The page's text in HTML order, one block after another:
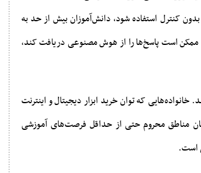
کنترل استفاده شود، دانش‌آموزان بیش از حد به
ممکن است پاسخ‌ها را از هوش مصنوعی دریافت کند،
خانواده‌هایی که توان خرید ابزار دیجیتال و اینترنت
مناطق محروم حتی از حداقل فرصت‌های آموزشی
است.